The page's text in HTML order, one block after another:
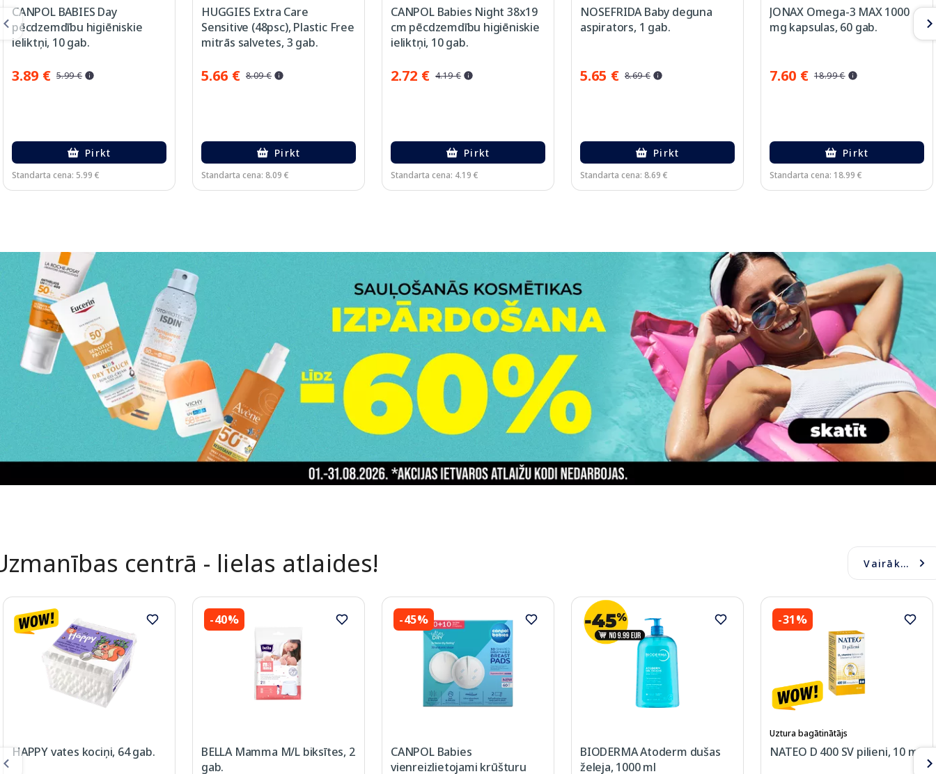
CANPOL BABIES Day
pēcdzemdību higiēniskie
ieliktņi, 10 gab.
3.89 € 5.99 €
Pirkt
Standarta cena: 5.99 €
HUGGIES Extra Care
Sensitive (48psc), Plastic Free
mitrās salvetes, 3 gab.
5.66 € 8.09 €
Pirkt
Standarta cena: 8.09 €
CANPOL Babies Night 38x19
cm pēcdzemdību higiēniskie
ieliktņi, 10 gab.
2.72 € 4.19 €
Pirkt
Standarta cena: 4.19 €
NOSEFRIDA Baby deguna
aspirators, 1 gab.
5.65 € 8.69 €
Pirkt
Standarta cena: 8.69 €
JONAX Omega-3 MAX 1000
mg kapsulas, 60 gab.
7.60 € 18.99 €
Pirkt
Standarta cena: 18.99 €
centrā - lielas atlaides! Vairāk...
HAPPY vates kociņi, 64 gab.
-40%
BELLA Mamma M/L biksītes, 2
gab.
-45%
CANPOL Babies
vienreizlietojami krūšturu
BIODERMA Atoderm dušas
želeja, 1000 ml
-31%
Uztura bagātinātājs
NATEO D 400 SV pilieni, 10 ml